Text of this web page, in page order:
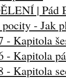
| Pád
- Jak
- Kapitola
- Kapitola
- Kapitola